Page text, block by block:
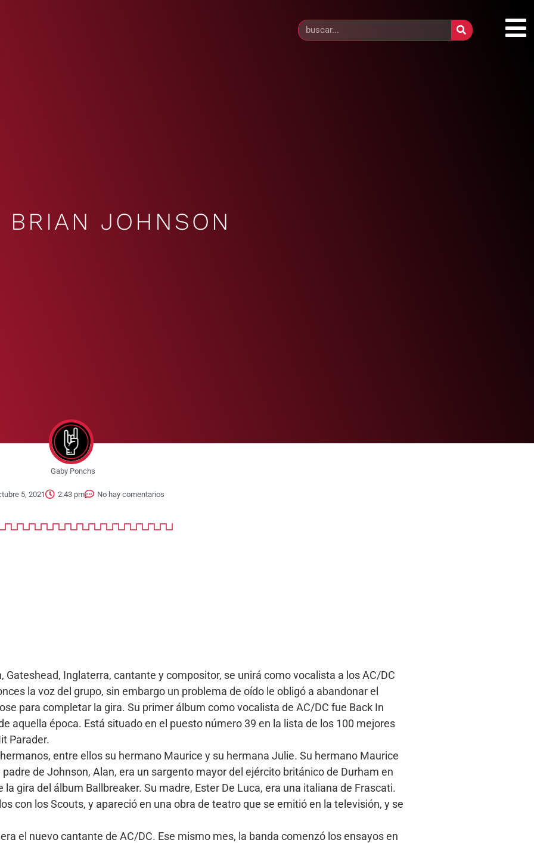
BRIAN JOHNSON
Gaby Ponchs
5, 2021 2:43 pm No hay comentarios
Inglaterra, cantante y compositor, se unirá como vocalista a los AC/DC
la voz del grupo, sin embargo un problema de oído le obligó a abandonar el
para completar la gira. Su primer álbum como vocalista de AC/DC fue Back In
aquella época. Está situado en el puesto número 39 en la lista de los 100 mejores
Parader.
entre ellos su hermano Maurice y su hermana Julie. Su hermano Maurice
de Johnson, Alan, era un sargento mayor del ejército británico de Durham en
gira del álbum Ballbreaker. Su madre, Ester De Luca, era una italiana de Frascati.
con los Scouts, y apareció en una obra de teatro que se emitió en la televisión, y se
el nuevo cantante de AC/DC. Ese mismo mes, la banda comenzó los ensayos en